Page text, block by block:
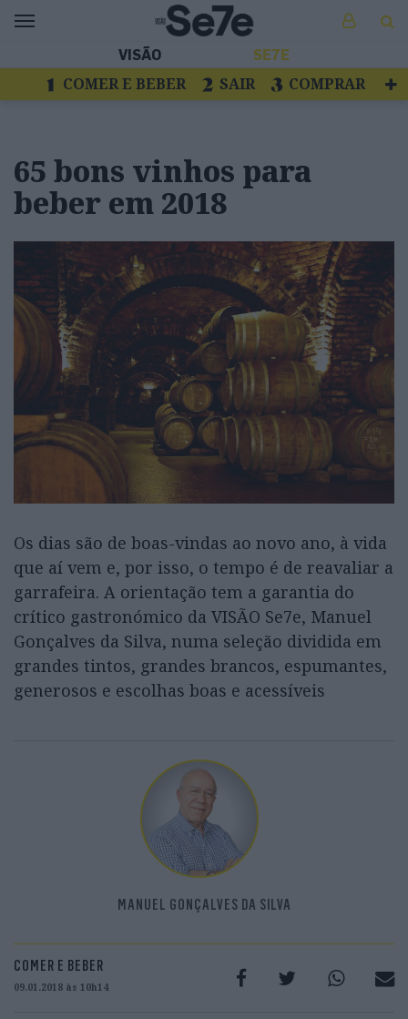
VISÃO SE7E
COMER E BEBER SAIR
COMPRAR
65 bons vinhos para
beber em 2018
Os dias são de boas-vindas ao novo ano, à vida
que aí vem e, por isso, o tempo é de reavaliar a
garrafeira. A orientação tem a garantia do
crítico gastronómico da VISÃO Se7e, Manuel
Gonçalves da Silva, numa seleção dividida em
grandes tintos, grandes brancos, espumantes,
generosos e escolhas boas e acessíveis
MANUEL GONÇALVES DA SILVA
COMER E BEBER
09.01.2018 às 10h14